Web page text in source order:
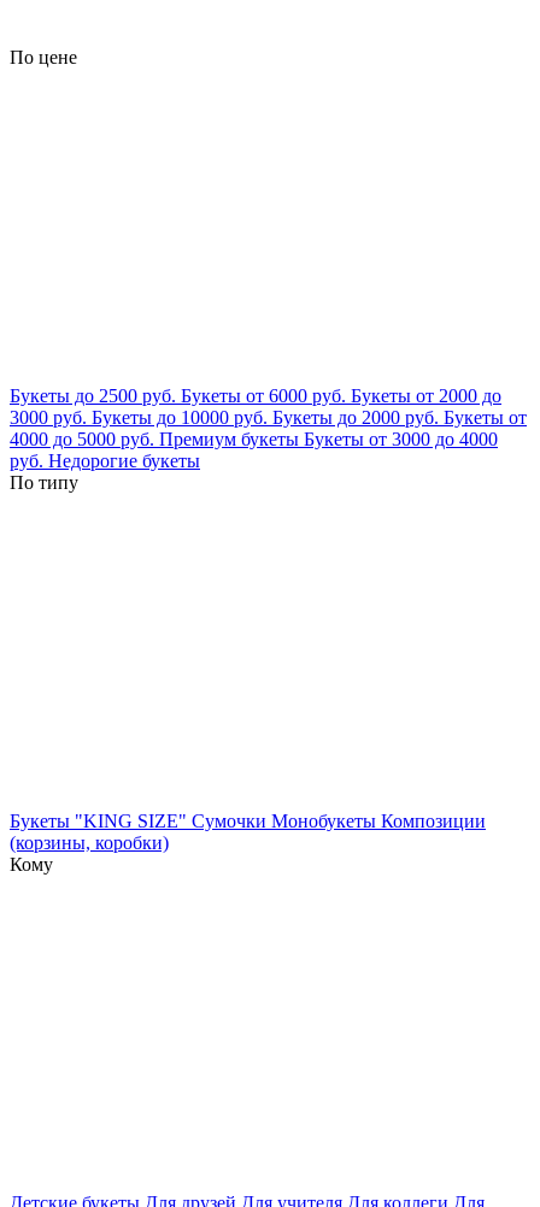
По цене
Букеты до 2500 руб. Букеты от 6000 руб. Букеты от 2000 до
3000 руб. Букеты до 10000 руб. Букеты до 2000 руб. Букеты от
4000 до 5000 руб. Премиум букеты Букеты от 3000 до 4000
руб. Недорогие букеты
По типу
Букеты "KING SIZE" Сумочки Монобукеты Композиции
(корзины, коробки)
Кому